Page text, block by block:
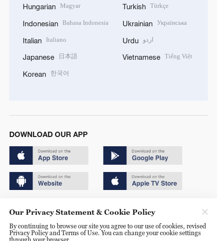
Hungarian Magyar
Indonesian Bahasa Indonesia
Italian Italiano
Japanese 日本語
Korean 한국어
Turkish Türkçe
Ukrainian Українська
Urdu اردو
Vietnamese Tiếng Việt
DOWNLOAD OUR APP
京ICP备20000184号
京公网安备 11010502050052号
Our Privacy Statement & Cookie Policy
By continuing to browse our site you agree to our use of cookies, revised
Privacy Policy and Terms of Use. You can change your cookie settings
through your browser.